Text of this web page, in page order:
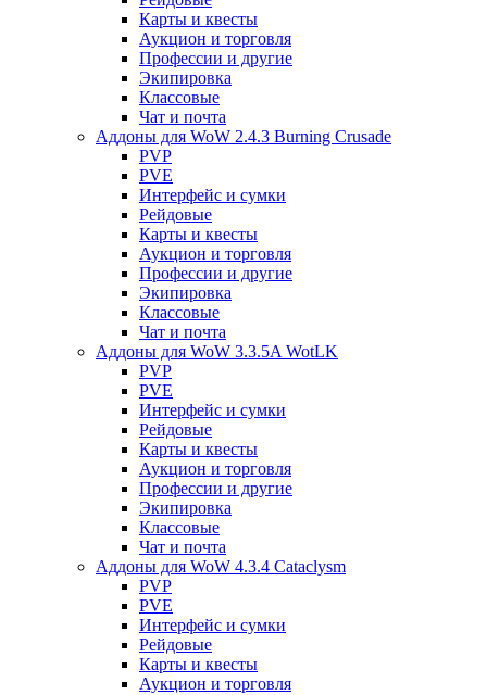
Карты и квесты
Аукцион и торговля
Профессии и другие
Экипировка
Классовые
Чат и почта
Аддоны для WoW 2.4.3 Burning Crusade
PVP
PVE
Интерфейс и сумки
Рейдовые
Карты и квесты
Аукцион и торговля
Профессии и другие
Экипировка
Классовые
Чат и почта
Аддоны для WoW 3.3.5A WotLK
PVP
PVE
Интерфейс и сумки
Рейдовые
Карты и квесты
Аукцион и торговля
Профессии и другие
Экипировка
Классовые
Чат и почта
Аддоны для WoW 4.3.4 Cataclysm
PVP
PVE
Интерфейс и сумки
Рейдовые
Карты и квесты
Аукцион и торговля